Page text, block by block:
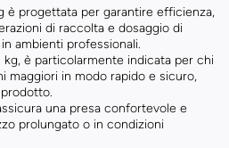
è progettata per garantire efficienza,
di raccolta e dosaggio di
ambienti professionali.
kg, è particolarmente indicata per chi
maggiori in modo rapido e sicuro,
una presa confortevole e
prolungato o in condizioni